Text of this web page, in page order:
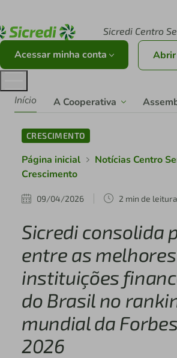
Sicredi Centro
Acessar minha conta
Início A Cooperativa
CRESCIMENTO
Página inicial
Notícias Centro
Crescimento
09/04/2026 2 min de leitura
Sicredi consolida
entre as melhores
instituições
do Brasil no
mundial da
2026